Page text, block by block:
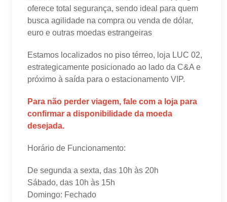
oferece total segurança, sendo ideal para quem
busca agilidade na compra ou venda de dólar,
euro e outras moedas estrangeiras
Estamos localizados no piso térreo, loja LUC 02,
estrategicamente posicionado ao lado da C&A e
próximo à saída para o estacionamento VIP.
Para não perder viagem, fale com a loja para
confirmar a disponibilidade da moeda
desejada.
Horário de Funcionamento:
De segunda a sexta, das 10h às 20h
Sábado, das 10h às 15h
Domingo: Fechado